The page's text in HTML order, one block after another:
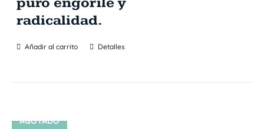
radicalidad.
Añadir al carrito Detalles
AGOTADO